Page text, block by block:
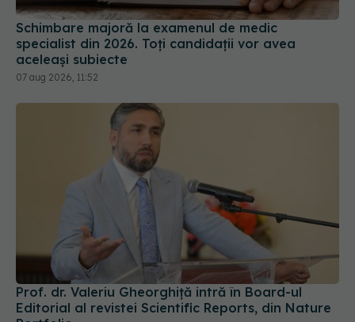
Schimbare majoră la examenul de medic
specialist din 2026. Toți candidații vor avea
aceleași subiecte
07 aug 2026, 11:52
Prof. dr. Valeriu Gheorghiță intră în Board-ul
Editorial al revistei Scientific Reports, din Nature